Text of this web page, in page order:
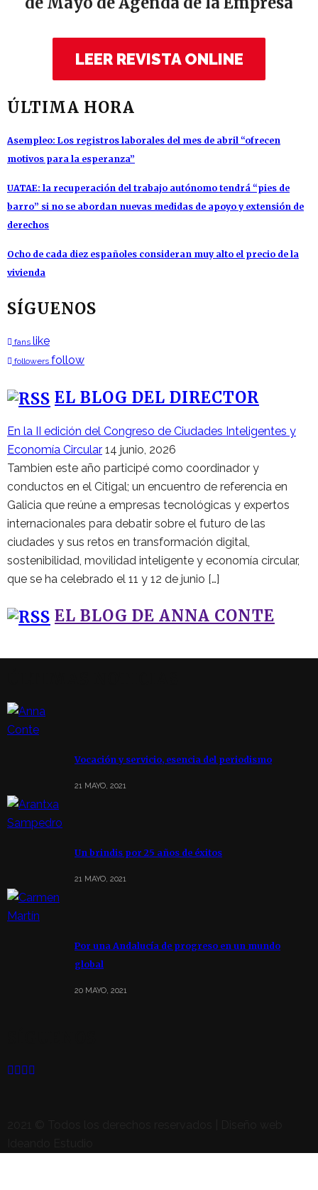
LEER REVISTA ONLINE
ÚLTIMA HORA
Asempleo: Los registros laborales del mes de abril “ofrecen
motivos para la esperanza”
UATAE: la recuperación del trabajo autónomo tendrá “pies de
barro” si no se abordan nuevas medidas de apoyo y extensión de
derechos
Ocho de cada diez españoles consideran muy alto el precio de la
vivienda
SÍGUENOS
fans like
followers follow
EL BLOG DEL DIRECTOR
En la II edición del Congreso de Ciudades Inteligentes y
Economía Circular 14 junio, 2026
Tambien este año participé como coordinador y
conductos en el Citigal; un encuentro de referencia en
Galicia que reúne a empresas tecnológicas y expertos
internacionales para debatir sobre el futuro de las
ciudades y sus retos en transformación digital,
sostenibilidad, movilidad inteligente y economía circular,
que se ha celebrado el 11 y 12 de junio […]
EL BLOG DE ANNA CONTE
Vocación y servicio, esencia del periodismo
21 MAYO, 2021
Un brindis por 25 años de éxitos
21 MAYO, 2021
Por una Andalucía de progreso en un mundo
global
20 MAYO, 2021